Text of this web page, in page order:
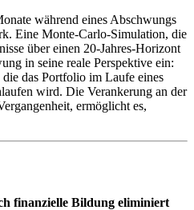
während eines Abschwungs
Eine Monte-Carlo-Simulation, die
über einen 20-Jahres-Horizont
in seine reale Perspektive ein:
das Portfolio im Laufe eines
wird. Die Verankerung an der
ermöglicht es,
finanzielle Bildung eliminiert